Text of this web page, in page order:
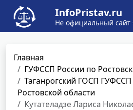
InfoPristav.ru
Не официальный
Главная
ГУФССП России по
Таганрогский ГОСП
Ростовской области
Кутателадзе Лариса